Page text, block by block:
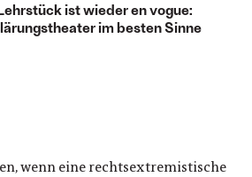
ist wieder en vogue:
im besten Sinne
wenn eine rechtsextremistische